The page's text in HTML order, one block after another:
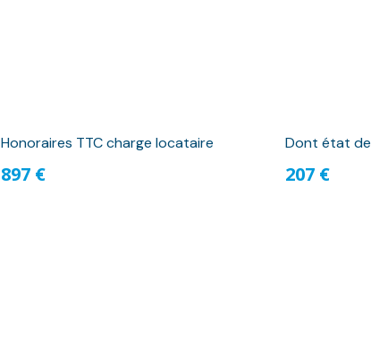
Honoraires TTC charge locataire
897 €
Dont état
207 €